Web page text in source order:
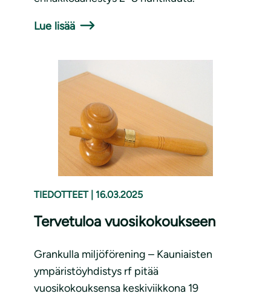
Lue lisää
TIEDOTTEET 16.03.2025
Tervetuloa vuosikokoukseen
Grankulla miljöförening – Kauniaisten
ympäristöyhdistys rf pitää
vuosikokouksensa keskiviikkona 19